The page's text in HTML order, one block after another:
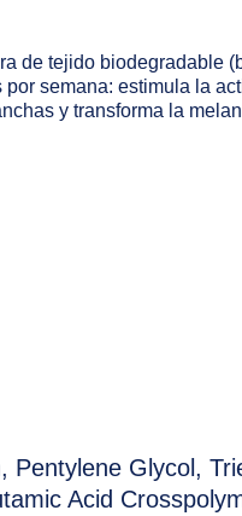
de tejido biodegradable
semana: estimula la
y transforma la
Pentylene Glycol,
Acid